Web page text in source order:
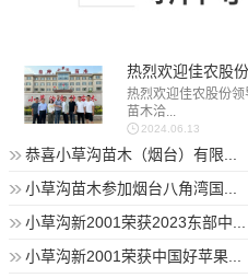
热烈欢迎佳农股
热烈欢迎佳农股份
苗木洽...
2024.06.13
恭喜小草沟苗木（烟台）有限...
小草沟苗木参加烟台八角湾国...
小草沟新2001荣获2023东部中...
小草沟新2001荣获中国好苹果...